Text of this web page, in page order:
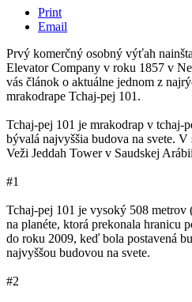
Print
Email
Prvý komerčný osobný výťah
Elevator Company v roku 1857 v
vás článok o aktuálne jednom z
mrakodrape Tchaj-pej 101.
Tchaj-pej 101 je mrakodrap v tchaj-
bývalá najvyššia budova na svete.
Veži Jeddah Tower v Saudskej
#1
Tchaj-pej 101 je vysoký 508 metrov
na planéte, ktorá prekonala hranicu
do roku 2009, keď bola postavená
najvyššou budovou na svete.
#2